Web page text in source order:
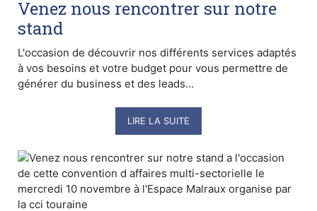
Venez nous rencontrer sur notre
stand
L'occasion de découvrir nos différents services adaptés
à vos besoins et votre budget pour vous permettre de
générer du business et des leads...
LIRE LA SUITE